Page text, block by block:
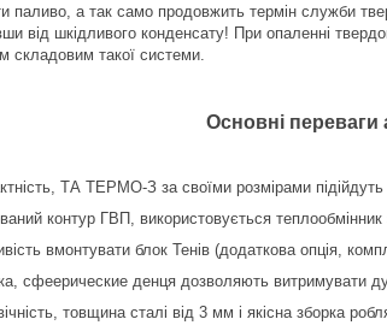
паливо, а так само продовжить термін служби
від шкідливого конденсату! При опаленні
складовим такої системи.
Основні
ТА ТЕРМО-З за своїми розмірами
контур ГВП, використовується теплообмінник
вмонтувати блок Тенів (додаткова опція,
сфеерические денця дозволяють витримувати
товщина сталі від 3 мм і якісна зборка